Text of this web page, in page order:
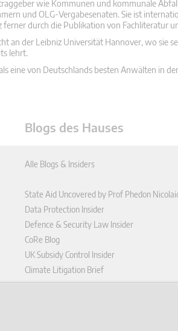
wie Kommunen und kommunale
und OLG-Vergabesenaten. Sie ist
durch die Publikation von Fachliteratur
an der Leibniz Universität Hannover, wo sie
lehrt.
eine von Deutschlands besten Anwälten in
Blogs des Hauses
Alle Blogs & Insiders
State Aid Uncovered by Prof Phedon
Data Protection Insider
Defence & Security Law Insider
CoRe Blog
UK Subsidy Control Insider
Climate Litigation Brief